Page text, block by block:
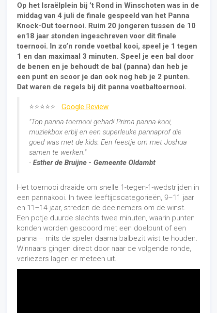
Op het Israëlplein bij ’t Rond in Winschoten was in de
middag van 4 juli de finale gespeeld van het Panna
Knock-Out toernooi. Ruim 20 jongeren tussen de 10
en18 jaar stonden ingeschreven voor dit finale
toernooi. In zo’n ronde voetbal kooi, speel je 1 tegen
1 en dan maximaal 3 minuten. Speel je een bal door
de benen en je behoudt de bal (panna) dan heb je
een punt en scoor je dan ook nog heb je 2 punten.
Dat waren de regels bij dit panna voetbaltoernooi.
⭐⭐⭐⭐⭐ - Google Review
"Top panna-toernooi gehad! Prima panna-kooi,
muziekbox erbij en een superleuke pannaprof die
goed was met de kids. Een feestje om met Joshua
samen te werken."
- Esther de Bruijne - Gemeente Oldambt
Het toernooi draaide om snelle 1-tegen-1-wedstrijden in
een pannakooi. In twee leeftijdscategorieën, 9–11 jaar
en 11–14 jaar, streden de deelnemers om de winst.
Een potje duurde slechts twee minuten, waarin punten
konden worden gescoord met een doelpunt of een
panna – mits de speler daarna balbezit wist te houden.
Winnaars gingen direct door naar de volgende ronde,
verliezers lagen er meteen uit.